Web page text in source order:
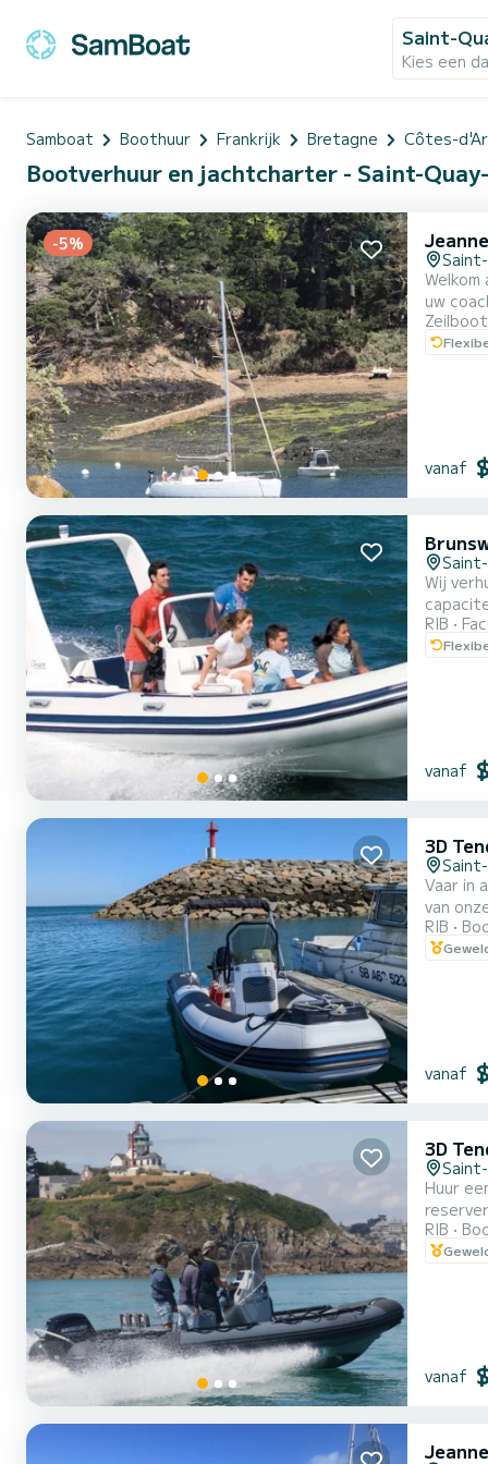
Saint-
Kies een
Samboat Boothuur Frankrijk Bretagne Côtes-
Bootverhuur en jachtcharter - Saint-
-5%
uw
van Saint Brieuc! Kom kennismaken met zeilen en ontdek
te
Zeilboot
vanaf
Wij
talrijke
naar
RIB
vanaf
3D
Vaar in
van
perfect
Gwin-
RIB
vanaf
3D
Huur
Quay-
aan al
RIB
vanaf